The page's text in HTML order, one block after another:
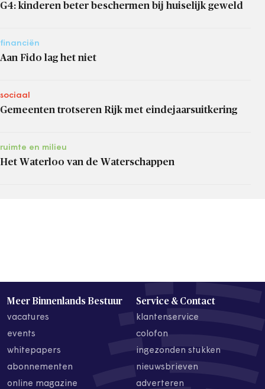
G4: kinderen beter beschermen bij huiselijk geweld
financiën
Aan Fido lag het niet
sociaal
Gemeenten trotseren Rijk met eindejaarsuitkering
ruimte en milieu
Het Waterloo van de Waterschappen
Meer Binnenlands Bestuur
vacatures
events
whitepapers
abonnementen
online magazine
Service & Contact
klantenservice
colofon
ingezonden stukken
nieuwsbrieven
adverteren